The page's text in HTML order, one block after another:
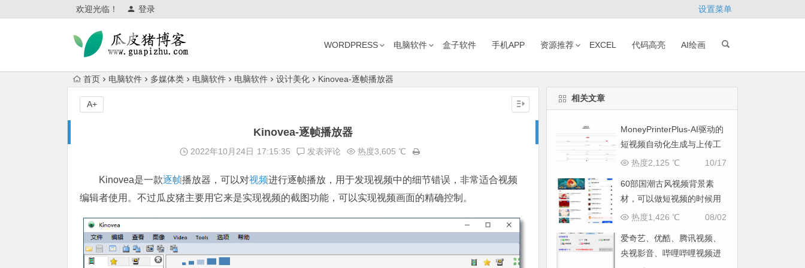
欢迎光临！ 登录 设置菜单
WORDPRESS 电脑软件 盒子软件 手机APP 资源推荐 EXCEL 代码高亮 AI绘画
首页 电脑软件 多媒体类 电脑软件 电脑软件 设计美化 Kinovea-逐帧播放器
Kinovea-逐帧播放器
2022年10月24日 17:15:35 发表评论 热度3,605 ℃
Kinovea是一款逐帧播放器，可以对视频进行逐帧播放，用于发现视频中的细节错误，非常适合视频
编辑者使用。不过瓜皮猪主要用它来是实现视频的截图功能，可以实现视频画面的精确控制。
A+
相关文章
MoneyPrinterPlus-AI驱动的
短视频自动化生成与上传工
具
10/17
热度2,125 ℃
60部国潮古风视频背景素
材，可以做短视频的时候用
08/02
热度1,426 ℃
爱奇艺、优酷、腾讯视频、
央视影音、哔哩哔哩视频进